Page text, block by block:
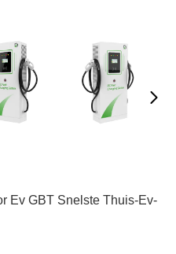
Ev GBT Snelste Thuis-Ev-